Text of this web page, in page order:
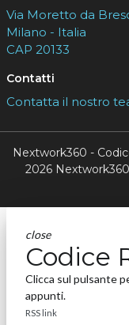
Via Moretto da
Milano - Italia
CAP 20133
Contatti
Contatta il nostro
Nextwork360 -
2026
close
Codice
Clicca sul pulsante
appunti.
RSS link